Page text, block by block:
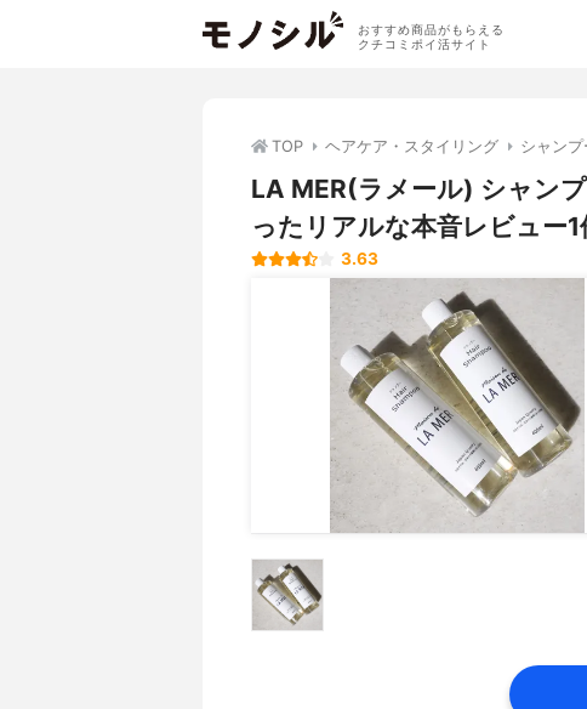
おすすめ商品がもらえる
クチコミポイ活サイト
TOP ヘアケア・スタイリング シャンプ
LA MER(ラメール) シャン
ったリアルな本音レビュー1
3.63